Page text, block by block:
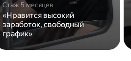
Стаж 5 месяцев
«Нравится высокий
заработок, свободный
график»